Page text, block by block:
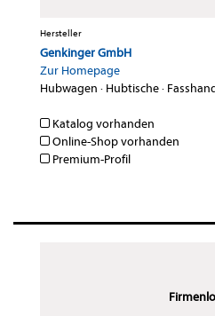
Hersteller
Genkinger GmbH
Zur Homepage
Hubwagen · Hubtische·
Katalog vorhanden
Online-Shop vorhanden
Premium-Profil